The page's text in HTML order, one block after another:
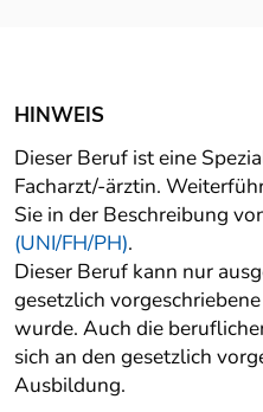
HINWEIS
Dieser Beruf ist eine
Facharzt/-ärztin.
Sie in der Beschreibung
(UNI/FH/PH).
Dieser Beruf kann nur
gesetzlich
wurde. Auch die
sich an den gesetzlich
Ausbildung.